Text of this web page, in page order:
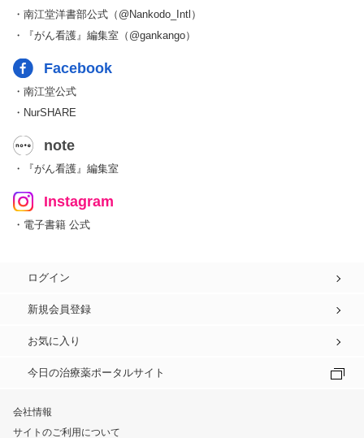
・南江堂洋書部公式（@Nankodo_Intl）
・『がん看護』編集室（@gankango）
Facebook
・南江堂公式
・NurSHARE
note
・『がん看護』編集室
Instagram
・電子書籍 公式
ログイン
新規会員登録
お気に入り
今日の治療薬ポータルサイト
会社情報
サイトのご利用について